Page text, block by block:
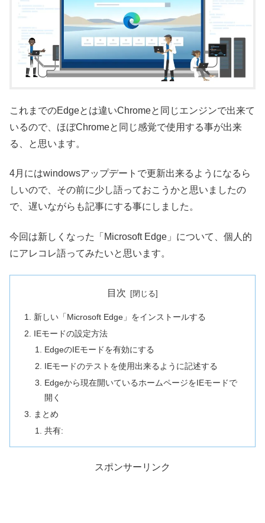
これまでのEdgeとは違いChromeと同じエンジンで出来て
いるので、ほぼChromeと同じ感覚で使用する事が出来
る、と思います。
4月にはwindowsアップデートで更新出来るようになるら
しいので、その前に少し語っておこうかと思いましたの
で、遅いながらも記事にする事にしました。
今回は新しくなった「Microsoft Edge」について、個人的
にアレコレ語ってみたいと思います。
目次
新しい「Microsoft Edge」をインストールする
IEモードの設定方法
EdgeのIEモードを有効にする
IEモードのテストを使用出来るように記述する
Edgeから現在開いているホームページをIEモードで
開く
まとめ
共有:
スポンサーリンク